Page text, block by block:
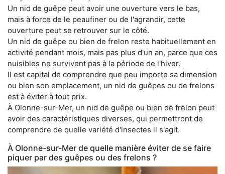
Un nid de guêpe peut avoir une ouverture vers le bas,
mais à force de le peaufiner ou de l'agrandir, cette
ouverture peut se retrouver sur le côté.
Un nid de guêpe ou bien de frelon reste habituellement en
activité pendant mois, mais pas plus d'un an, parce que ces
nuisibles ne survivent pas à la période de l'hiver.
Il est capital de comprendre que peu importe sa dimension
ou bien son emplacement, un nid de guêpes ou de frelons
est à éviter à tout prix.
À Olonne-sur-Mer, un nid de guêpe ou bien de frelon peut
avoir des caractéristiques diverses, qui permettront de
comprendre de quelle variété d'insectes il s'agit.
À Olonne-sur-Mer de quelle manière éviter de se faire
piquer par des guêpes ou des frelons ?